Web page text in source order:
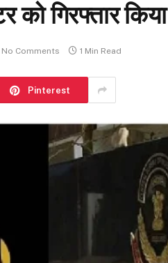
गिरफ्तार किया
No Comments 1 Min Read
Pinterest